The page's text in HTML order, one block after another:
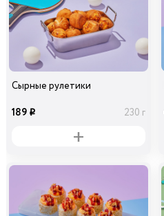
Сырные рулетики
189 i 230 г